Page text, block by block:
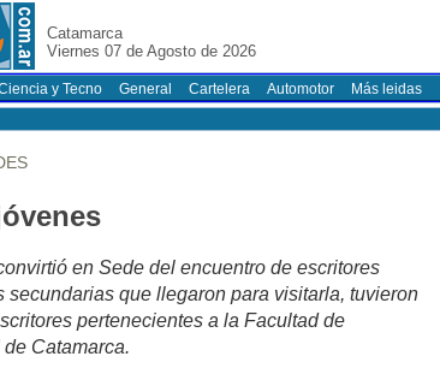
Catamarca
Viernes 07 de Agosto de 2026
y Tecno General Cartelera Automotor Más leidas
en Sede del encuentro de escritores
que llegaron para visitarla, tuvieron
pertenecientes a la Facultad de
Catamarca.